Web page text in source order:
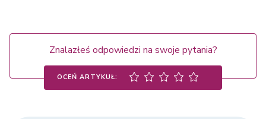
Znalazłeś odpowiedzi na swoje pytania?
OCEŃ ARTYKUŁ: